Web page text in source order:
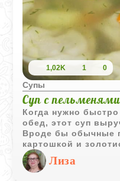
1,02K 1 0
Супы
Суп с
Когда нужно
обед, этот суп
Вроде бы обычные
картошкой и
получается
сытное и очень
вариант, когда
Лиза